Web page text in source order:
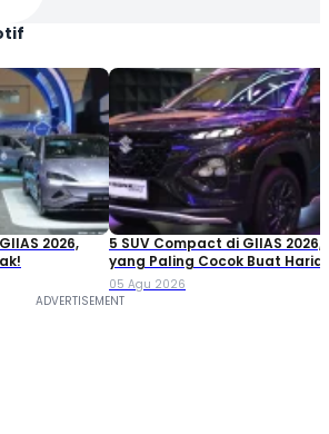
2026,
5 SUV Compact di GIIAS 2026,
yang Paling Cocok Buat
05 Agu 2026